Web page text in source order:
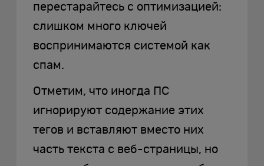
перестарайтесь с оптимизацией:
слишком много ключей
воспринимаются системой как
спам.
Отметим, что иногда ПС
игнорируют содержание этих
тегов и вставляют вместо них
часть текста с веб-страницы, но